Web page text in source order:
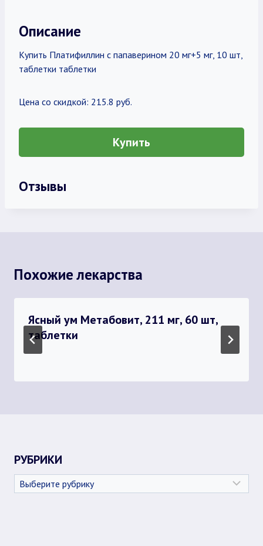
Описание
Купить Платифиллин с папаверином 20 мг+5 мг, 10 шт,
таблетки таблетки
Цена со скидкой: 215.8 руб.
Купить
Отзывы
Похожие лекарства
Ясный ум Метабовит, 211 мг, 60 шт,
таблетки
РУБРИКИ
Рубрики